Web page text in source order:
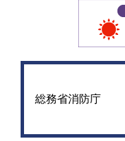
総務省消防庁